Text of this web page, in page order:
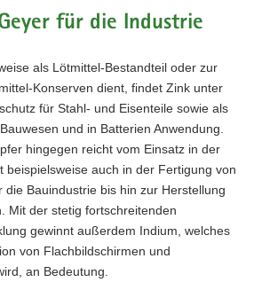
für die Industrie
als Lötmittel-Bestandteil oder zur
Konserven dient, findet Zink unter
für Stahl- und Eisenteile sowie als
und in Batterien Anwendung.
hingegen reicht vom Einsatz in der
beispielsweise auch in der Fertigung von
die Bauindustrie bis hin zur Herstellung
Mit der stetig fortschreitenden
gewinnt außerdem Indium, welches
von Flachbildschirmen und
an Bedeutung.